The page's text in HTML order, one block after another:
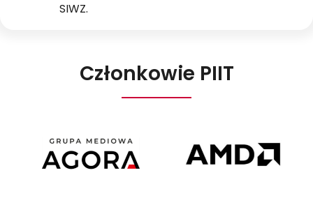
SIWZ.
Członkowie PIIT
Agora
Poland